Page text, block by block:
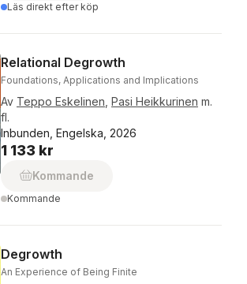
Läs direkt efter köp
Relational Degrowth
Foundations, Applications and Implications
Av Teppo Eskelinen Pasi Heikkurinen m.
fl.
Inbunden, Engelska, 2026
1 133 kr
Kommande
Kommande
Degrowth
An Experience of Being Finite